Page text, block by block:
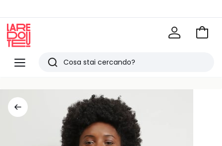
Menu
Redoute
Ricerca
Vai